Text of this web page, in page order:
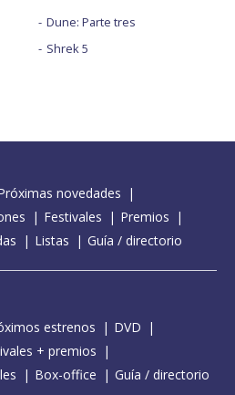
Dune: Parte tres
Shrek 5
novedades
Festivales
Premios
Listas Guía / directorio
estrenos
DVD
+ premios
Box-office Guía / directorio